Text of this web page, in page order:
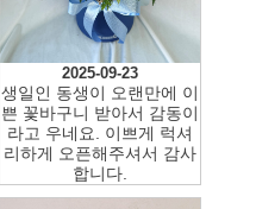
2025-10-22
예뻐욥 :) 선물받은분이 행
복해 하셨어요
2025-09-23
생일인 동생이 오랜만에 이
쁜 꽃바구니 받아서 감동이
라고 우네요. 이쁘게 럭셔
리하게 오픈해주셔서 감사
합니다.